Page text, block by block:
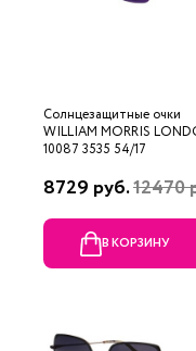
Солнцезащитные очки
WILLIAM MORRIS
10087 3535 54/17
8729 руб.12470
В КОРЗИНУ